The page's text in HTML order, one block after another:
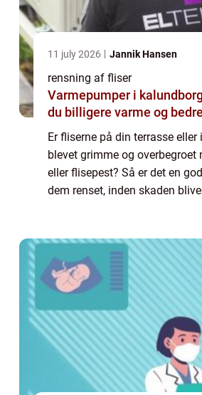
11 july 2026 Jannik Hansen
rensning af fliser
Varmepumper i
du billigere varme og
Er fliserne på din terrasse eller
blevet grimme og overbegroet
eller flisepest? Så er det en
dem renset, inden skaden